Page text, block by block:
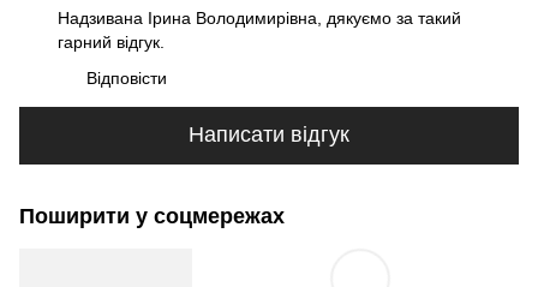
Надзивана Ірина Володимирівна, дякуємо за такий
гарний відгук.
Відповісти
Написати відгук
Поширити у соцмережах